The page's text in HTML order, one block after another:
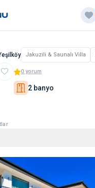
Jakuzili & Saunalı Villa
0 yorum
2 banyo